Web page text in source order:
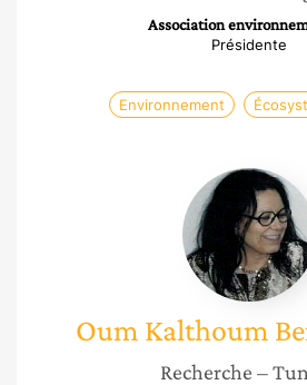
Association
Présidente
Environnement
Oum
Ben
Oum Kalthoum
Recherche –